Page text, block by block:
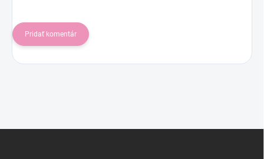
Pridať komentár